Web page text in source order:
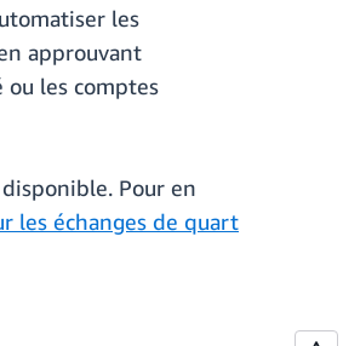
les
approuvant
ou les comptes
Pour en
les échanges de quart